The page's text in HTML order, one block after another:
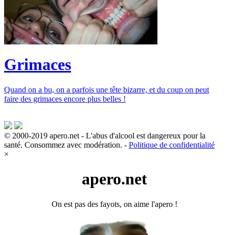
Grimaces
Quand on a bu, on a parfois une tête bizarre, et du coup on peut
faire des grimaces encore plus belles !
© 2000-2019 apero.net - L'abus d'alcool est dangereux pour la
santé. Consommez avec modération. - Politique de confidentialité
×
apero.net
On est pas des fayots, on aime l'apero !